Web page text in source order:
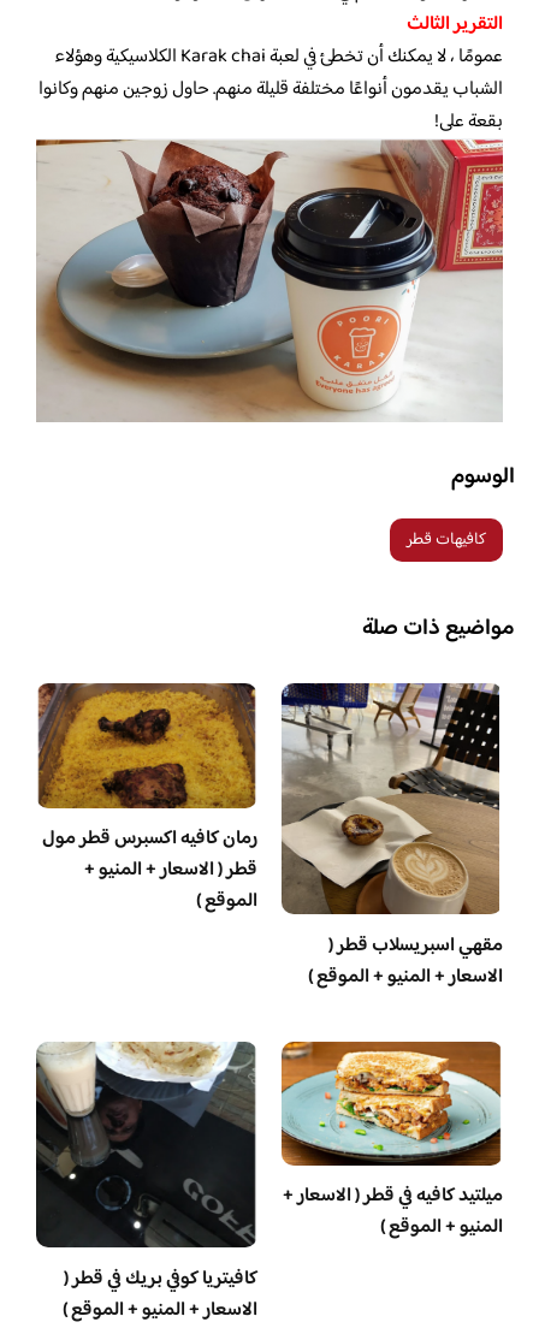
التقرير الثالث
عمومًا ، لا يمكنك أن تخطئ في لعبة Karak chai الكلاسيكية وهؤلاء
الشباب يقدمون أنواعًا مختلفة قليلة منهم. حاول زوجين منهم وكانوا
بقعة على!
الوسوم
كافيهات قطر
مواضيع ذات صلة
مقهي اسبريسلاب قطر (
الاسعار + المنيو + الموقع )
رمان كافيه اكسبرس قطر مول
قطر ( الاسعار + المنيو +
الموقع )
ميلتيد كافيه في قطر ( الاسعار +
المنيو + الموقع )
كافيتريا كوفي بريك في قطر (
الاسعار + المنيو + الموقع )